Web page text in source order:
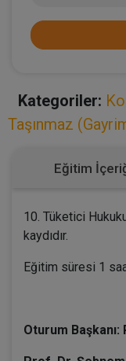
Kategoriler:
Taşınmaz
Eğitim
10. Tüketici
kaydıdır.
Eğitim süresi 1
Oturum